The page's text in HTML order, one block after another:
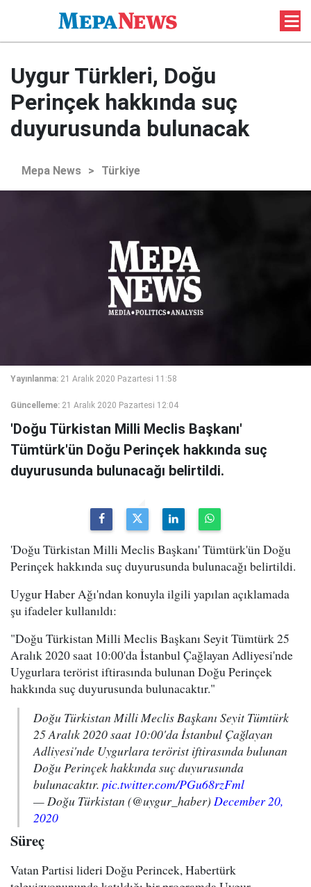
Uygur Türkleri, Doğu
Perinçek hakkında suç
duyurusunda bulunacak
Mepa News > Türkiye
Yayınlanma: 21 Aralık 2020 Pazartesi 11:58
Güncelleme: 21 Aralık 2020 Pazartesi 12:04
'Doğu Türkistan Milli Meclis Başkanı'
Tümtürk'ün Doğu Perinçek hakkında suç
duyurusunda bulunacağı belirtildi.
'Doğu Türkistan Milli Meclis Başkanı' Tümtürk'ün Doğu
Perinçek hakkında suç duyurusunda bulunacağı belirtildi.
Uygur Haber Ağı'ndan konuyla ilgili yapılan açıklamada
şu ifadeler kullanıldı:
"Doğu Türkistan Milli Meclis Başkanı Seyit Tümtürk 25
Aralık 2020 saat 10:00'da İstanbul Çağlayan Adliyesi'nde
Uygurlara terörist iftirasında bulunan Doğu Perinçek
hakkında suç duyurusunda bulunacaktır."
Doğu Türkistan Milli Meclis Başkanı Seyit Tümtürk
25 Aralık 2020 saat 10:00'da İstanbul Çağlayan
Adliyesi'nde Uygurlara terörist iftirasında bulunan
Doğu Perinçek hakkında suç duyurusunda
bulunacaktır. pic.twitter.com/PGu68rzFml
— Doğu Türkistan (@uygur_haber) December 20,
2020
Süreç
Vatan Partisi lideri Doğu Perincek, Habertürk